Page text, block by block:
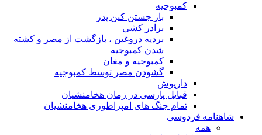
کمبوجیه
باز جستن کین پدر
برادر کشی
بردیه دروغین ، بازگشت از مصر و کشته
شدن کمبوجیه
کمبوجیه و مغان
گشودن مصر توسط کمبوجیه
داریوش
قبایل پارسی در زمان هخامنشیان
تمام جنگ های امپراطوری هخامنشیان
شاهنامه فردوسی
همه